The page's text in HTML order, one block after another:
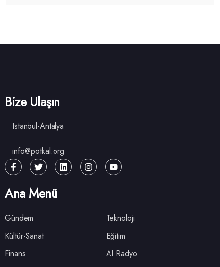
Bize Ulaşın
Istanbul-Antalya
info@potkal.org
Ana Menü
Gündem
Teknoloji
Kültür-Sanat
Eğitim
Finans
AI Radyo